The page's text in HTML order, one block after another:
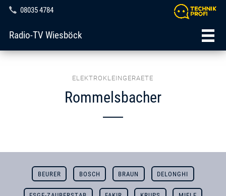
08035 4784
Radio-TV Wiesböck
ELEKTROKLEINGERAETE
Rommelsbacher
BEURER BOSCH BRAUN DELONGHI